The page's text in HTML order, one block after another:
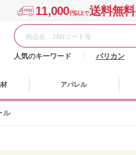
11,000円以上で送料無料
人気のキーワード バリカン
アパレル
ル